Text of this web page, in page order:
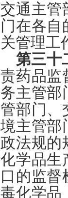
交通主管
门在各自
关管理工
第三十
责药品监
务主管部
管部门、
境主管部
政法规的
化学品生
口的监督
毒化学品